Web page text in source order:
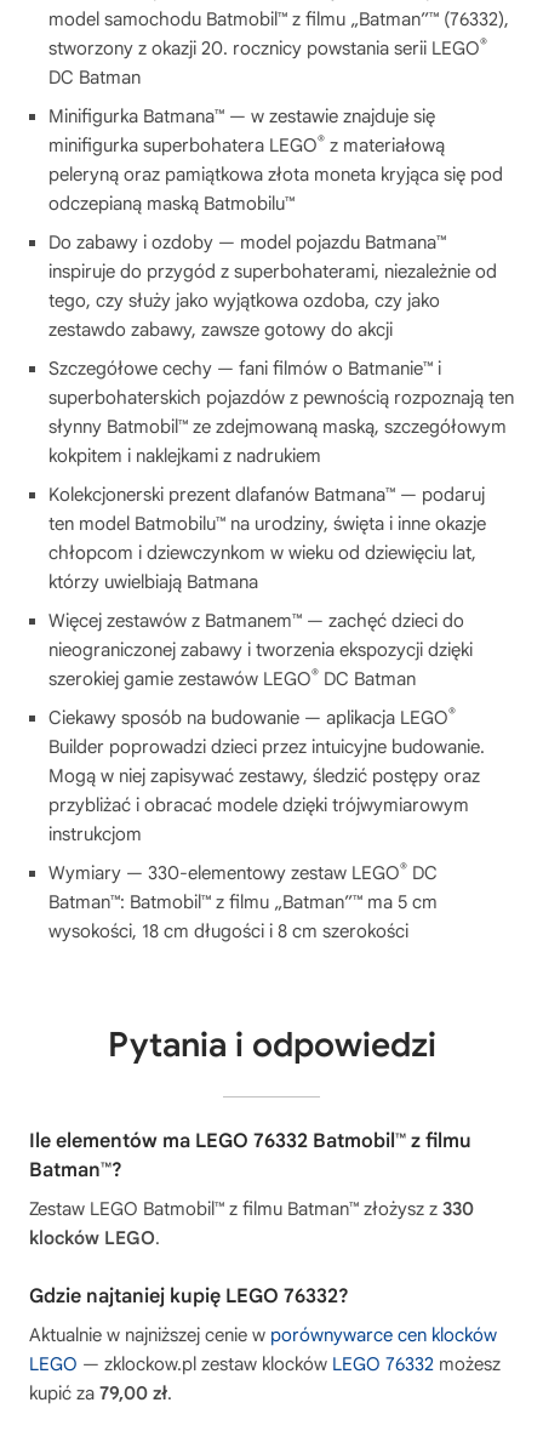
model samochodu Batmobil™ z filmu „Batman”™ (76332),
stworzony z okazji 20. rocznicy powstania serii LEGO®
DC Batman
Minifigurka Batmana™ — w zestawie znajduje się
minifigurka superbohatera LEGO® z materiałową
peleryną oraz pamiątkowa złota moneta kryjąca się pod
odczepianą maską Batmobilu™
Do zabawy i ozdoby — model pojazdu Batmana™
inspiruje do przygód z superbohaterami, niezależnie od
tego, czy służy jako wyjątkowa ozdoba, czy jako
zestawdo zabawy, zawsze gotowy do akcji
Szczegółowe cechy — fani filmów o Batmanie™ i
superbohaterskich pojazdów z pewnością rozpoznają ten
słynny Batmobil™ ze zdejmowaną maską, szczegółowym
kokpitem i naklejkami z nadrukiem
Kolekcjonerski prezent dlafanów Batmana™ — podaruj
ten model Batmobilu™ na urodziny, święta i inne okazje
chłopcom i dziewczynkom w wieku od dziewięciu lat,
którzy uwielbiają Batmana
Więcej zestawów z Batmanem™ — zachęć dzieci do
nieograniczonej zabawy i tworzenia ekspozycji dzięki
szerokiej gamie zestawów LEGO® DC Batman
Ciekawy sposób na budowanie — aplikacja LEGO®
Builder poprowadzi dzieci przez intuicyjne budowanie.
Mogą w niej zapisywać zestawy, śledzić postępy oraz
przybliżać i obracać modele dzięki trójwymiarowym
instrukcjom
Wymiary — 330-elementowy zestaw LEGO® DC
Batman™: Batmobil™ z filmu „Batman”™ ma 5 cm
wysokości, 18 cm długości i 8 cm szerokości
Pytania i odpowiedzi
Ile elementów ma LEGO 76332 Batmobil™ z filmu
Batman™?
Zestaw LEGO Batmobil™ z filmu Batman™ złożysz z 330
klocków LEGO.
Gdzie najtaniej kupię LEGO 76332?
Aktualnie w najniższej cenie w porównywarce cen klocków
LEGO — zklockow.pl zestaw klocków LEGO 76332 możesz
kupić za 79,00 zł.